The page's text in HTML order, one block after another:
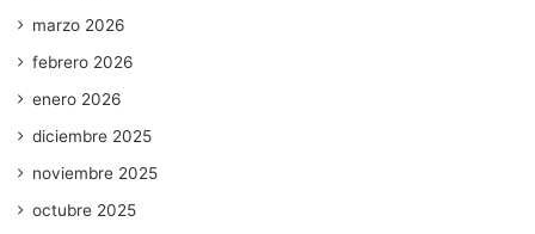
marzo 2026
febrero 2026
enero 2026
diciembre 2025
noviembre 2025
octubre 2025